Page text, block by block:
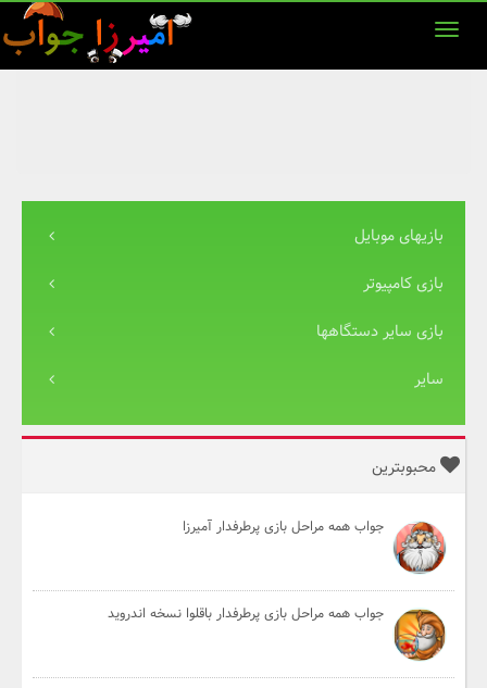
بازیهای موبایل
بازی کامپیوتر
بازی سایر دستگاهها
سایر
محبوبترین
جواب همه مراحل بازی پرطرفدار آمیرزا
جواب همه مراحل بازی پرطرفدار باقلوا نسخه اندروید